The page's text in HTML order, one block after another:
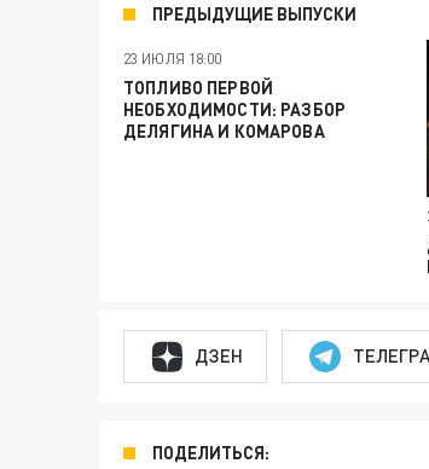
ПРЕДЫДУЩИЕ ВЫПУСКИ
23 ИЮЛЯ 18:00
ТОПЛИВО ПЕРВОЙ
НЕОБХОДИМОСТИ: РАЗБОР
ДЕЛЯГИНА И КОМАРОВА
ДЗЕН
ПОДЕЛИТЬСЯ: